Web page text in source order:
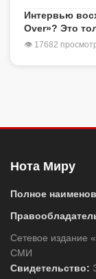
Интервью
Over»? Это
👁 17682
Нота Миру
Полное
Сетевое издание
СМИ
Свидетельство: